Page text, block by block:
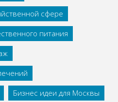
сфере
питания
Бизнес идеи для Москвы